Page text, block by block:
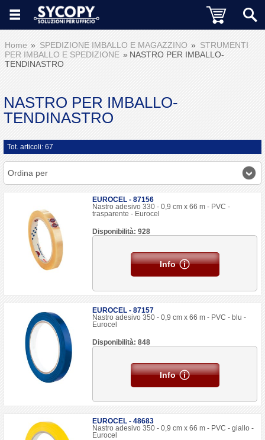
Home SPEDIZIONE IMBALLO E MAGAZZINO
STRUMENTI
PER IMBALLO E SPEDIZIONE
NASTRO PER IMBALLO-
TENDINASTRO
NASTRO PER IMBALLO-
TENDINASTRO
Tot. articoli: 67
Ordina per
EUROCEL - 87156
Nastro adesivo 330 - 0,9 cm x 66 m - PVC -
trasparente - Eurocel
Disponibilità: 928
Info
EUROCEL - 87157
Nastro adesivo 350 - 0,9 cm x 66 m - PVC - blu -
Eurocel
Disponibilità: 848
Info
EUROCEL - 48683
Nastro adesivo 350 - 0,9 cm x 66 m - PVC - giallo -
Eurocel